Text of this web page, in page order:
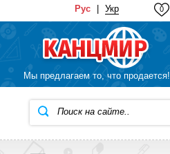
Рус Укр 0
Мы предлагаем то, что продается!